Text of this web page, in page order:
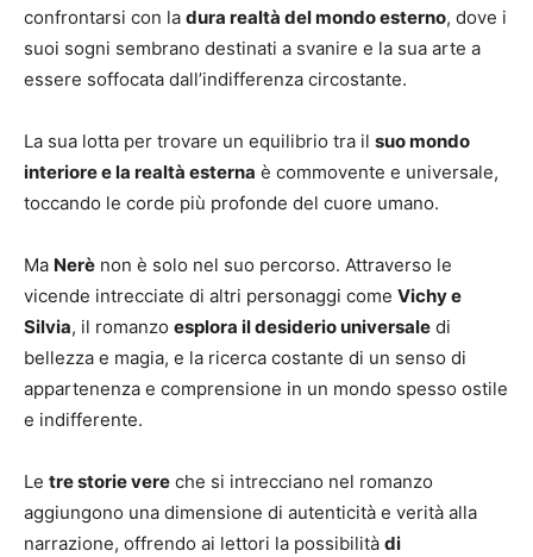
confrontarsi con la dura realtà del mondo esterno, dove i
suoi sogni sembrano destinati a svanire e la sua arte a
essere soffocata dall’indifferenza circostante.
La sua lotta per trovare un equilibrio tra il suo mondo
interiore e la realtà esterna è commovente e universale,
toccando le corde più profonde del cuore umano.
Ma Nerè non è solo nel suo percorso. Attraverso le
vicende intrecciate di altri personaggi come Vichy e
Silvia, il romanzo esplora il desiderio universale di
bellezza e magia, e la ricerca costante di un senso di
appartenenza e comprensione in un mondo spesso ostile
e indifferente.
Le tre storie vere che si intrecciano nel romanzo
aggiungono una dimensione di autenticità e verità alla
narrazione, offrendo ai lettori la possibilità di